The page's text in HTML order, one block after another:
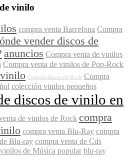
vinilo
compra venta Barcelona Compra
vender discos de
anuncios Compra venta de vinilos
Compra venta de vinilos de Pop-Rock
Compra discos de Rock Compra
colección vinilos pequeños
discos de vinilo en
de vinilos de Rock compra
compra venta Blu-Ray compra
Blu-ray compra venta de Cds
de Música popular blu-ray